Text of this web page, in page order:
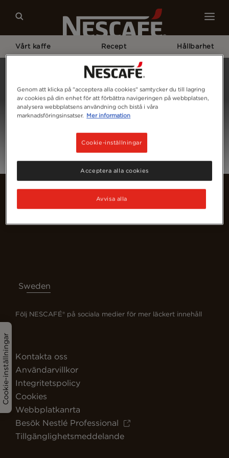
Vårt kaffe Recept Hållbarhet
Cookie-inställningar
Sweden
Följ NESCAFÉ® på sociala medier för mer läckert innehåll
Kontakta oss
Användarvillkor
Integritetspolicy
Cookies
Webbplatkanrta
Besök Nestlé Professional
Tillgänglighetsmeddelande
Genom att klicka på "acceptera alla cookies" samtycker du till lagring
av cookies på din enhet för att förbättra navigeringen på webbplatsen,
analysera webbplatsens användning och bistå i våra
marknadsföringsinsatser. Mer information
Cookie-inställningar
Avvisa alla
Acceptera alla cookies